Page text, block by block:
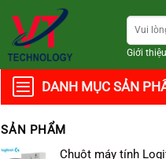
Tìm
kiếm:
Giới thiệu
DANH MỤC SẢN
SẢN PHẨM
Chuột máy tính